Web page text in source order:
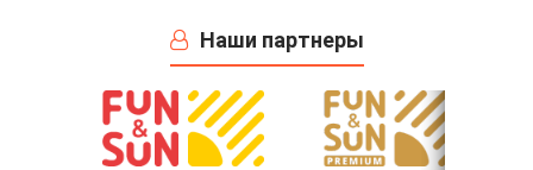
Наши партнеры